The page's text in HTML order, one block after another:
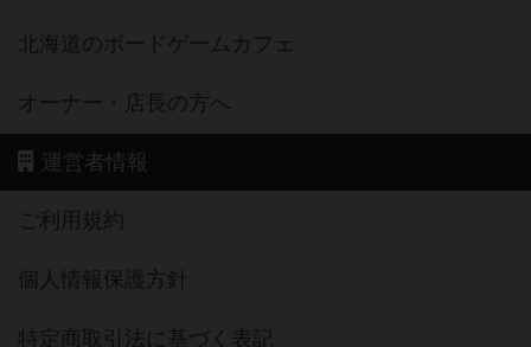
北海道のボードゲームカフェ
オーナー・店長の方へ
運営者情報
ご利用規約
個人情報保護方針
特定商取引法に基づく表記